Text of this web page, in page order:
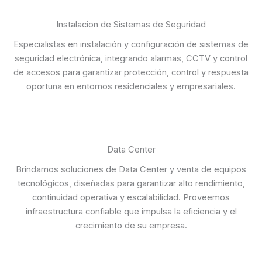
Instalacion de Sistemas de Seguridad
Especialistas en instalación y configuración de sistemas de
seguridad electrónica, integrando alarmas, CCTV y control
de accesos para garantizar protección, control y respuesta
oportuna en entornos residenciales y empresariales.
Data Center
Brindamos soluciones de Data Center y venta de equipos
tecnológicos, diseñadas para garantizar alto rendimiento,
continuidad operativa y escalabilidad. Proveemos
infraestructura confiable que impulsa la eficiencia y el
crecimiento de su empresa.